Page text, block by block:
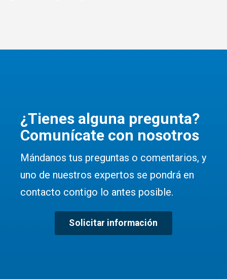
¿Tienes alguna pregunta?
Comunícate con nosotros
Mándanos tus preguntas o comentarios, y
uno de nuestros expertos se pondrá en
contacto contigo lo antes posible.
Solicitar información